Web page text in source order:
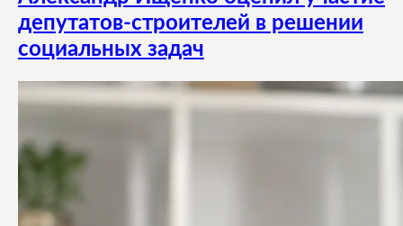
депутатов-строителей в решении
социальных задач